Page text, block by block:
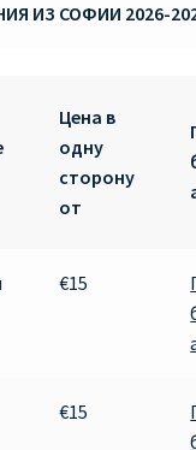
на Тенерифе от
ОТ € 12
БАРСЕЛОНА
Варшавы
ИЗ СОФИИ 2026-
Цена в
одну
сторону
от
€15
€15